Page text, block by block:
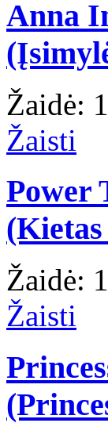
Anna
Žaidė:
Žaisti
Power
Žaidė:
Žaisti